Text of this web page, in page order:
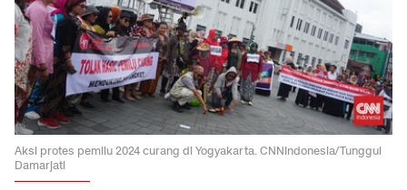
Aksi protes pemilu 2024 curang di Yogyakarta. CNNIndonesia/Tunggul
Damarjati